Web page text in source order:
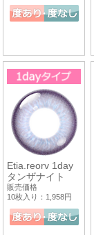
Etia.reorv 1day
タンザナイト
販売価格
10枚入り：1,958円